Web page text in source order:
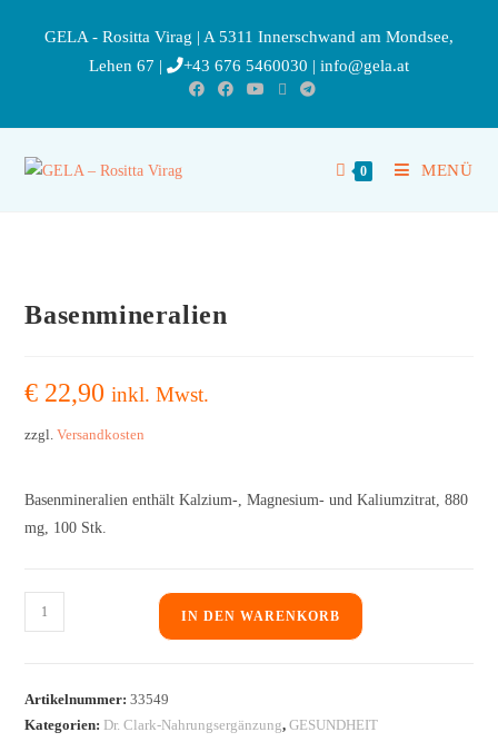
GELA - Rositta Virag | A 5311 Innerschwand am Mondsee,
Lehen 67 |
+43 676 5460030 | info@gela.at
0 MENÜ
Basenmineralien
€ 22,90 inkl. Mwst.
zzgl.Versandkosten
Basenmineralien enthält Kalzium-, Magnesium- und Kaliumzitrat, 880
mg, 100 Stk.
IN DEN WARENKORB
Artikelnummer:33549
Kategorien: Dr. Clark-Nahrungsergänzung,GESUNDHEIT